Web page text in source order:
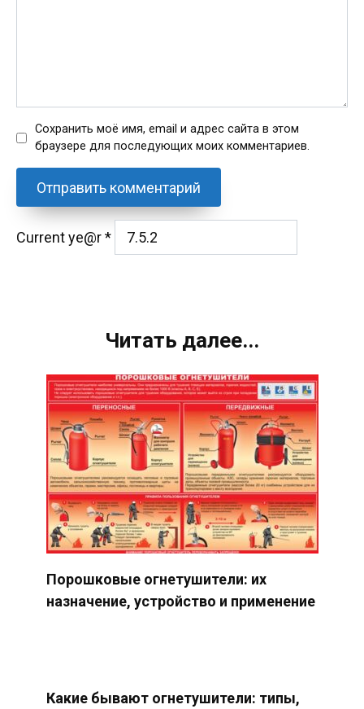
Сохранить моё имя, email и адрес сайта в этом
браузере для последующих моих комментариев.
Current ye@r*
Читать далее...
Порошковые огнетушители: их
назначение, устройство и применение
Какие бывают огнетушители: типы,